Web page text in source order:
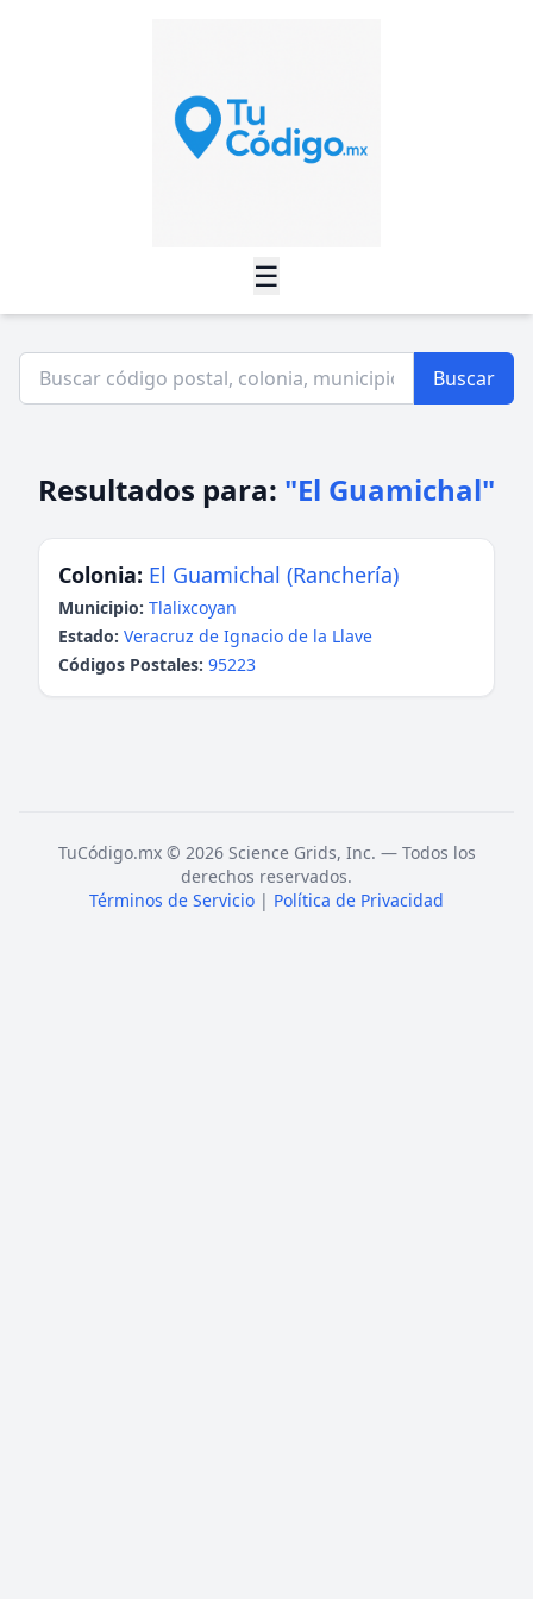
☰
Buscar
Resultados para: "El Guamichal"
Colonia: El Guamichal (Ranchería)
Municipio: Tlalixcoyan
Estado: Veracruz de Ignacio de la Llave
Códigos Postales: 95223
TuCódigo.mx © 2026 Science Grids, Inc. — Todos los
derechos reservados.
Términos de Servicio | Política de Privacidad